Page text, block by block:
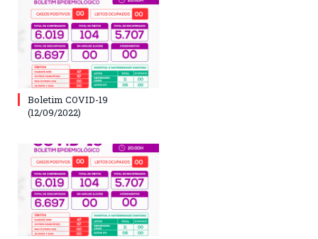
Boletim COVID-19
(12/09/2022)